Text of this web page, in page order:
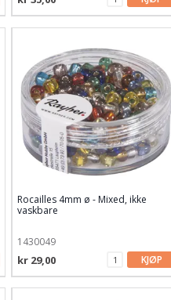
Rocailles 4mm ø - Mixed, ikke
vaskbare
1430049
kr 29,00 KJØP